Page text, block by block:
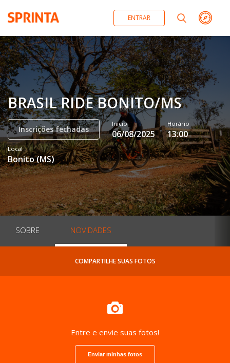
ENTRAR
BRASIL RIDE BONITO/MS
Inscrições fechadas
Início
06/08/2025
Horário
13:00
Local
Bonito(MS)
SOBRE NOVIDADES
COMPARTILHE SUAS FOTOS
Entre e envie suas fotos!
Enviar minhas fotos